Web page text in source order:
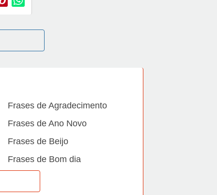
Frases de Agradecimento
Frases de Ano Novo
Frases de Beijo
Frases de Bom dia